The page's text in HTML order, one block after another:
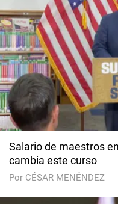
Salario de maestros
cambia este curso
Por CÉSAR MENÉNDEZ